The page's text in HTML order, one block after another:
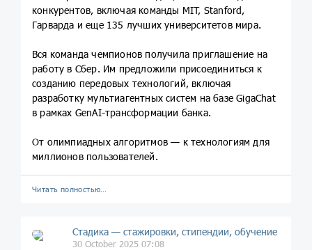
конкурентов, включая команды MIT, Stanford,
Гарварда и еще 135 лучших университетов мира.
Вся команда чемпионов получила приглашение на
работу в Сбер. Им предложили присоединиться к
созданию передовых технологий, включая
разработку мультиагентных систем на базе GigaChat
в рамках GenAI-трансформации банка.
От олимпиадных алгоритмов — к технологиям для
миллионов пользователей.
Читать полностью…
Стадика — стажировки, стипендии, обучение
30 October 2025 07:08